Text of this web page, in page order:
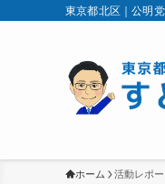
東京都北区｜公明
ホーム 活動レポー